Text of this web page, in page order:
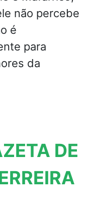
não percebe
é
para
da
DE